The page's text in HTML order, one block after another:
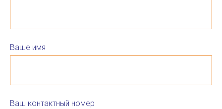
Ваше имя
Ваш контактный номер